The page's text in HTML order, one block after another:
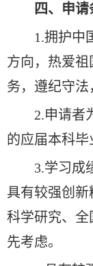
四、申请
1.拥护中
方向，热爱
务，遵纪守法
2.申请者
的应届本科毕
3.学习成
具有较强创
科学研究、
先考虑。